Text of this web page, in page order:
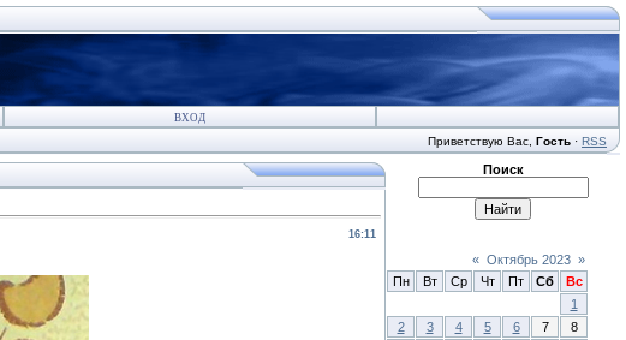
ВХОД
Приветствую Вас Гость · RSS
16:11
Поиск
« Октябрь 2023 »
Пн
Вт Ср Чт Пт Сб
Вс
1
2
3 4 5 6 7
8